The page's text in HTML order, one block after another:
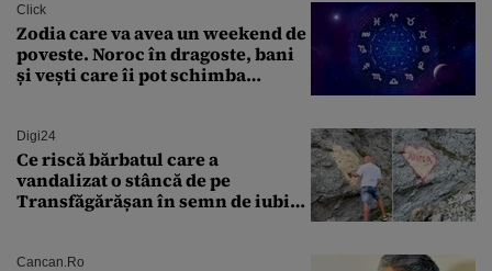
Click
Zodia care va avea un weekend de
poveste. Noroc în dragoste, bani
și vești care îi pot schimba
Digi24
Ce riscă bărbatul care a
vandalizat o stâncă de pe
Transfăgărășan în semn de iubire
Cancan.ro